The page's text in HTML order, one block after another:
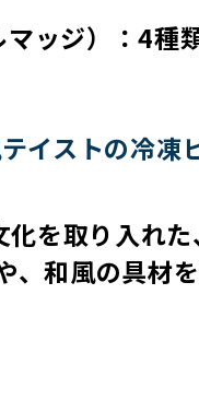
ッジ）：4種
イストの冷凍
を取り入れ
、和風の具材